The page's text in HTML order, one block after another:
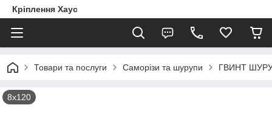
Кріплення Хаус
Товари та послуги Саморізи та шурупи ГВИНТ
8х120